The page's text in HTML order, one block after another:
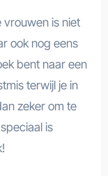
vrouwen is niet
ook nog eens
bent naar een
terwijl je in
zeker om te
is